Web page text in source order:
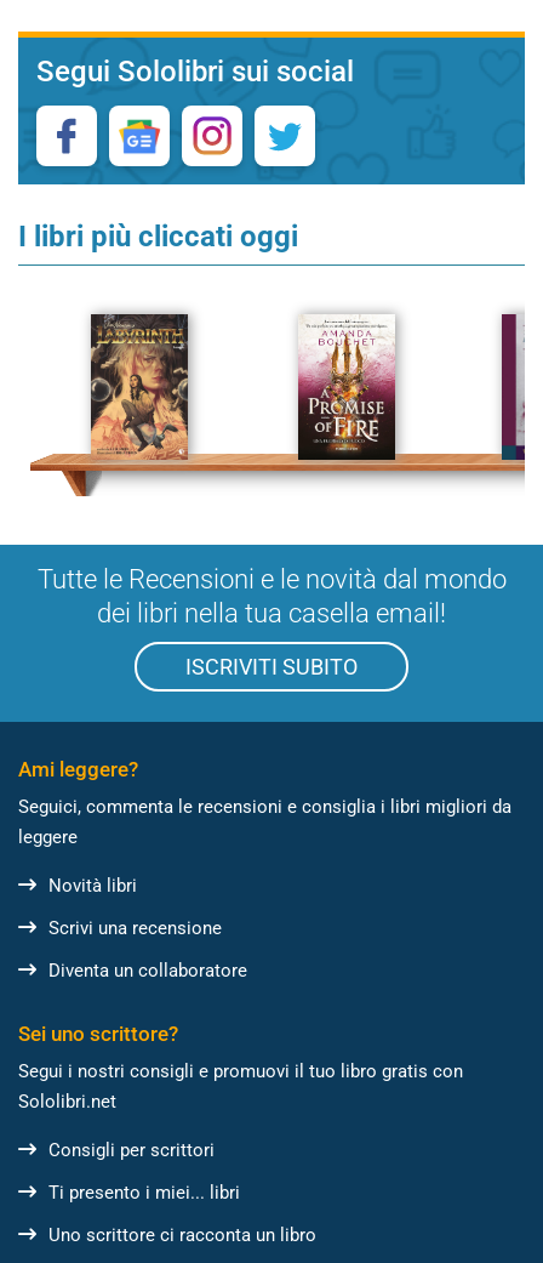
Segui Sololibri sui social
I libri più cliccati oggi
Tutte le Recensioni e le novità dal mondo
dei libri nella tua casella email!
ISCRIVITI SUBITO
Ami leggere?
Seguici, commenta le recensioni e consiglia i libri migliori da
leggere
Novità libri
Scrivi una recensione
Diventa un collaboratore
Sei uno scrittore?
Segui i nostri consigli e promuovi il tuo libro gratis con
Sololibri.net
Consigli per scrittori
Ti presento i miei... libri
Uno scrittore ci racconta un libro